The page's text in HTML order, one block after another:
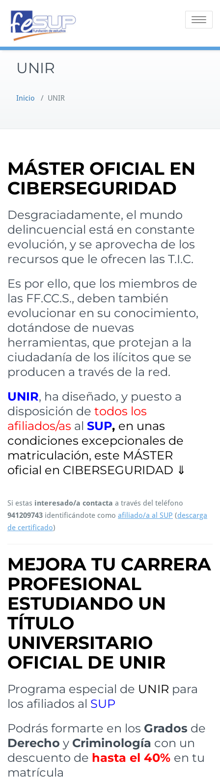
contenido
Alternar
UNIR
Inicio / UNIR
MÁSTER OFICIAL EN
CIBERSEGURIDAD
Desgraciadamente, el mundo
delincuencial está en constante
evolución, y se aprovecha de los
recursos que le ofrecen las T.I.C.
Es por ello, que los miembros de
las FF.CC.S., deben también
evolucionar en su conocimiento,
dotándose de nuevas
herramientas, que protejan a la
ciudadanía de los ilícitos que se
producen a través de la red.
UNIR, ha diseñado, y puesto a
disposición de todos los
afiliados/as al SUP, en unas
condiciones excepcionales de
matriculación, este MÁSTER
oficial en CIBERSEGURIDAD ⇓
Si estas interesado/a contacta a través del teléfono
941209743 identificándote como afiliado/a al SUP (descarga
de certificado)
MEJORA TU CARRERA
PROFESIONAL
ESTUDIANDO UN
TÍTULO
UNIVERSITARIO
OFICIAL DE UNIR
Programa especial de UNIR para
los afiliados al SUP
Podrás formarte en los Grados de
Derecho y Criminología con un
descuento de hasta el 40% en tu
matrícula